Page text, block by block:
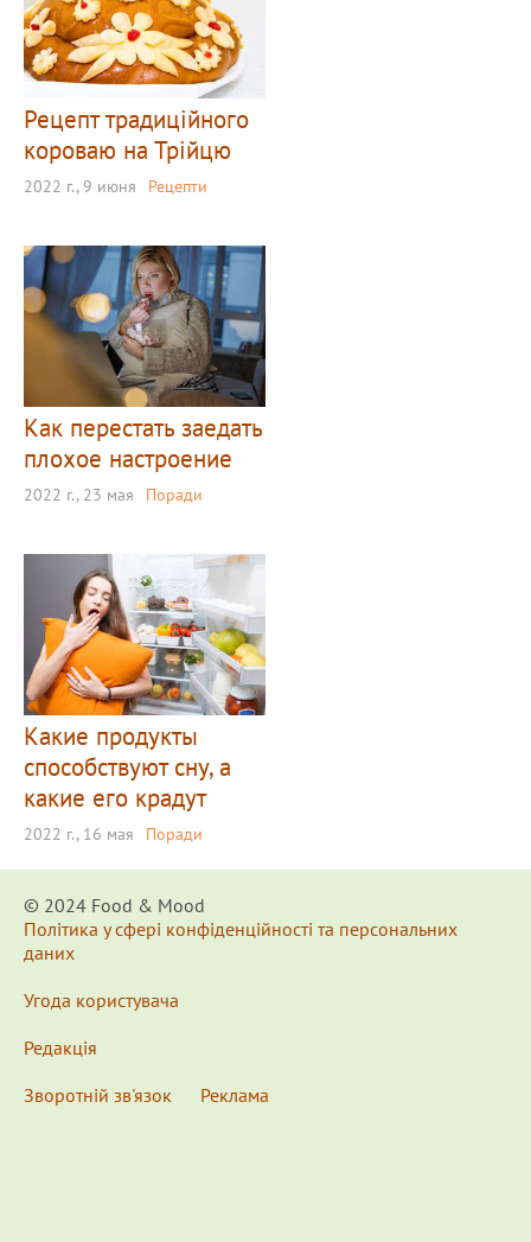
Рецепт традиційного
короваю на Трійцю
2022 г., 9 июня Рецепти
Как перестать заедать
плохое настроение
2022 г., 23 мая Поради
Какие продукты
способствуют сну, а
какие его крадут
2022 г., 16 мая Поради
© 2024 Food & Мood
Політика у сфері конфіденційності та персональних
даних
Угода користувача
Редакція
Зворотній зв'язок
Реклама